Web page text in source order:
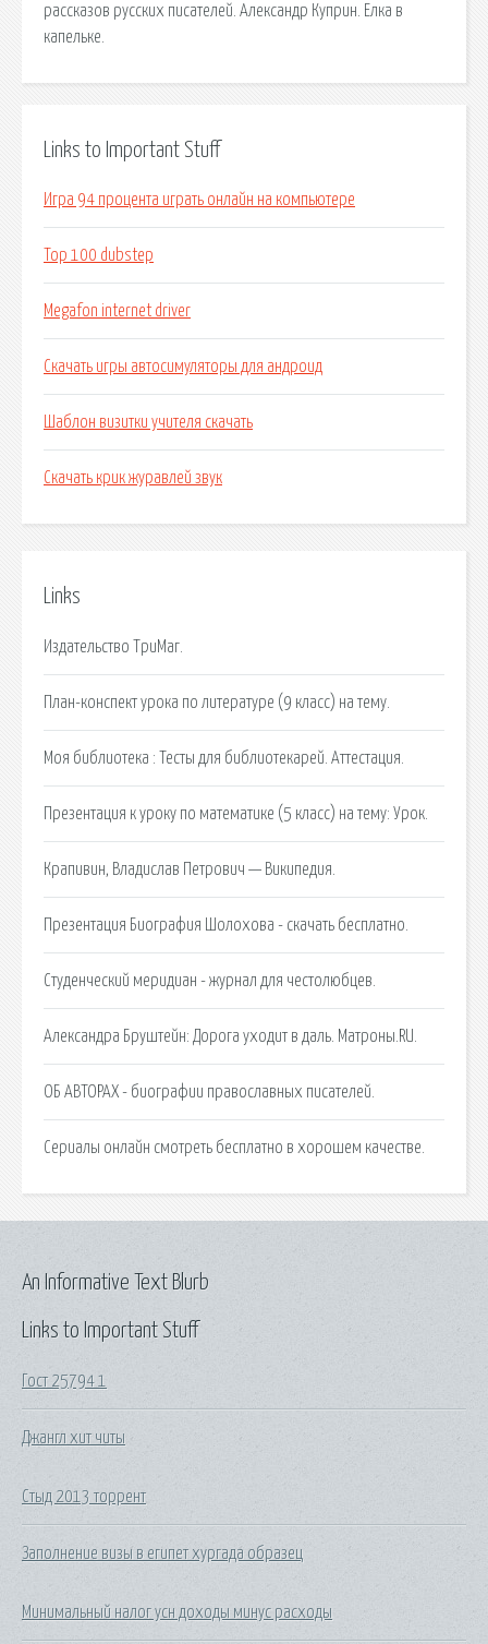
рассказов русских писателей. Александр Куприн. Елка в
капельке.
Links to Important Stuff
Игра 94 процента играть онлайн на компьютере
Top 100 dubstep
Megafon internet driver
Скачать игры автосимуляторы для андроид
Шаблон визитки учителя скачать
Скачать крик журавлей звук
Links
Издательство ТриМаг.
План-конспект урока по литературе (9 класс) на тему.
Моя библиотека : Тесты для библиотекарей. Аттестация.
Презентация к уроку по математике (5 класс) на тему: Урок.
Крапивин, Владислав Петрович — Википедия.
Презентация Биография Шолохова - скачать бесплатно.
Студенческий меридиан - журнал для честолюбцев.
Александра Бруштейн: Дорога уходит в даль. Матроны.RU.
ОБ АВТОРАХ - биографии православных писателей.
Cериалы онлайн смотреть бесплатно в хорошем качестве.
Links to Important Stuff
Гост 25794 1
Джангл хит читы
Стыд 2013 торрент
Заполнение визы в египет хургада образец
Минимальный налог усн доходы минус расходы
An Informative Text Blurb